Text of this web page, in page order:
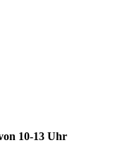
10-13 Uhr